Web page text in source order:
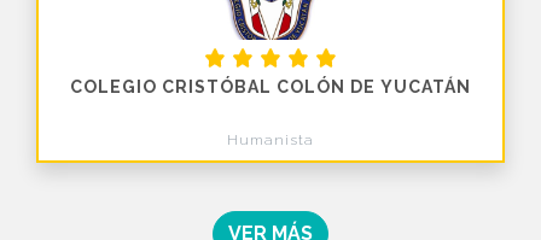
COLEGIO CRISTÓBAL COLÓN DE YUCATÁN
Humanista
VER MÁS